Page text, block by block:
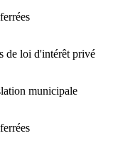
de loi d'intérêt privé
municipale